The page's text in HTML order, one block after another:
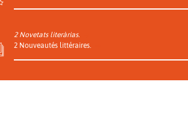
2 Novetats literàrias.
2 Nouveautés littéraires.